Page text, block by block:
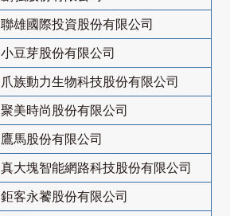
聯雄國際投資股份有限公司
小豆芽股份有限公司
爪族動力生物科技股份有限公司
聚美時尚股份有限公司
鷹馬股份有限公司
真大塊智能網路科技股份有限公司
鉅客永饕股份有限公司